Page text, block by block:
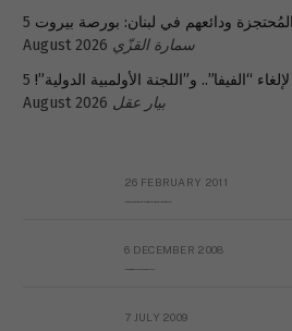
ودائعهم في لبنان: بورصة بيروت 5
August 2026 سمارة القزّي
“الفيفا”.. و”اللجنة الأولمبية الدولية”! 5
August 2026 بيار عقل
26 FEBRUARY 2011
6 DECEMBER 2008
7 JULY 2009